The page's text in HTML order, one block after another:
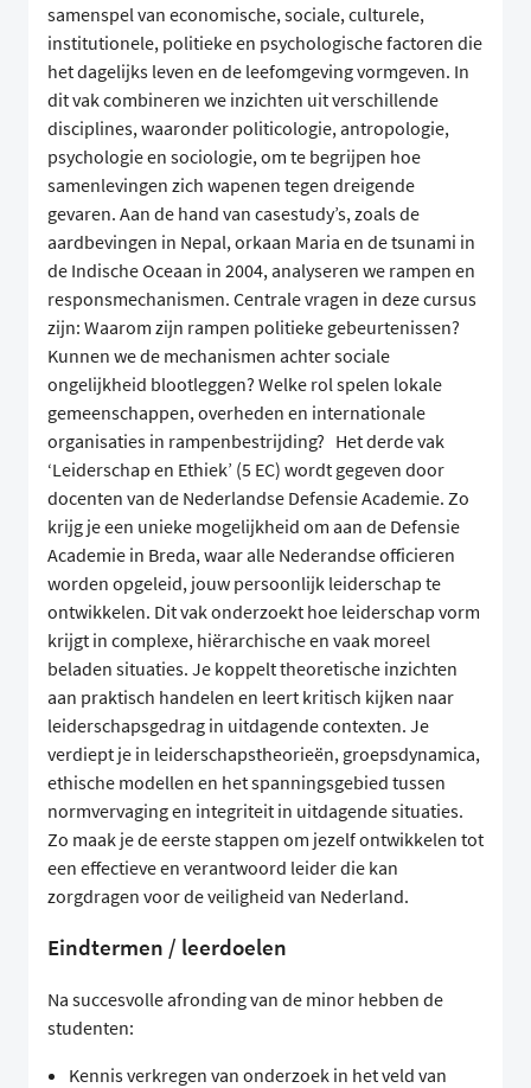
samenspel van economische, sociale, culturele,
institutionele, politieke en psychologische factoren die
het dagelijks leven en de leefomgeving vormgeven. In
dit vak combineren we inzichten uit verschillende
disciplines, waaronder politicologie, antropologie,
psychologie en sociologie, om te begrijpen hoe
samenlevingen zich wapenen tegen dreigende
gevaren. Aan de hand van casestudy’s, zoals de
aardbevingen in Nepal, orkaan Maria en de tsunami in
de Indische Oceaan in 2004, analyseren we rampen en
responsmechanismen. Centrale vragen in deze cursus
zijn: Waarom zijn rampen politieke gebeurtenissen?
Kunnen we de mechanismen achter sociale
ongelijkheid blootleggen? Welke rol spelen lokale
gemeenschappen, overheden en internationale
organisaties in rampenbestrijding? Het derde vak
‘Leiderschap en Ethiek’ (5 EC) wordt gegeven door
docenten van de Nederlandse Defensie Academie. Zo
krijg je een unieke mogelijkheid om aan de Defensie
Academie in Breda, waar alle Nederandse officieren
worden opgeleid, jouw persoonlijk leiderschap te
ontwikkelen. Dit vak onderzoekt hoe leiderschap vorm
krijgt in complexe, hiërarchische en vaak moreel
beladen situaties. Je koppelt theoretische inzichten
aan praktisch handelen en leert kritisch kijken naar
leiderschapsgedrag in uitdagende contexten. Je
verdiept je in leiderschapstheorieën, groepsdynamica,
ethische modellen en het spanningsgebied tussen
normvervaging en integriteit in uitdagende situaties.
Zo maak je de eerste stappen om jezelf ontwikkelen tot
een effectieve en verantwoord leider die kan
zorgdragen voor de veiligheid van Nederland.
Eindtermen / leerdoelen
Na succesvolle afronding van de minor hebben de
studenten:
Kennis verkregen van onderzoek in het veld van